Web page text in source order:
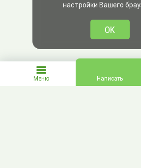
Меню Написать
настройки Вашего
OK